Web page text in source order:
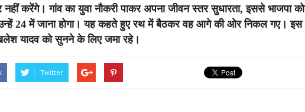
नहीं करेंगे। गांव का युवा नौकरी पाकर अपना जीवन स्तर सुधारता, इससे भाजपा को
24 में जाना होगा। यह कहते हुए रथ में बैठकर वह आगे की ओर निकल गए। इस
यादव को सुनने के लिए जमा रहे।
Twitter